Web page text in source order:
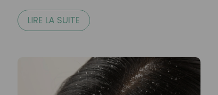
LIRE LA SUITE